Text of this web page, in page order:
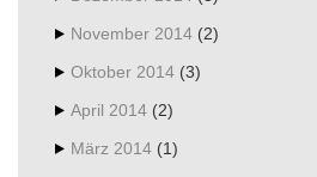
November 2014 (2)
Oktober 2014 (3)
April 2014 (2)
März 2014 (1)